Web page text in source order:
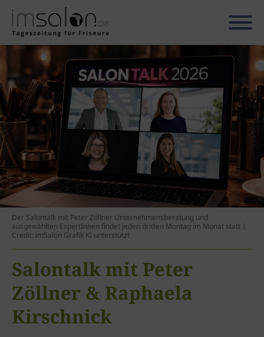
Der Salontalk mit Peter Zöllner Unternehmensberatung und
ausgewählten ExpertInnen findet jeden dritten Montag im Monat statt |
Credit: imSalon Grafik KI unterstützt
Salontalk mit Peter
Zöllner & Raphaela
Kirschnick